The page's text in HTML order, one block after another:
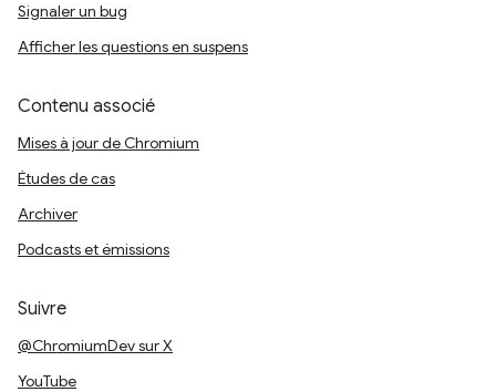
Signaler un bug
Afficher les questions en suspens
Contenu associé
Mises à jour de Chromium
Études de cas
Archiver
Podcasts et émissions
Suivre
@ChromiumDev sur X
YouTube